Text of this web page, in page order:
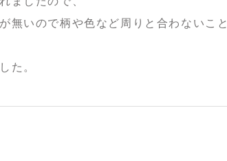
無いので柄や色など周りと合わないこと
た。